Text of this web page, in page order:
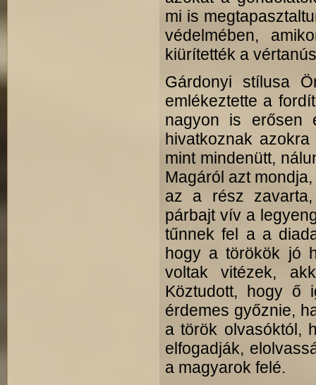
mi is
védelmében,
kiürítették a
Gárdonyi stílusa
emlékeztette a
nagyon is erősen
hivatkoznak
mint mindenütt,
Magáról azt
az a rész zavarta,
párbajt vív a
tűnnek fel a a
hogy a törökök jó
voltak vitézek,
Köztudott, hogy ő
érdemes győznie,
a török olvasóktól,
elfogadják,
a magyarok felé.